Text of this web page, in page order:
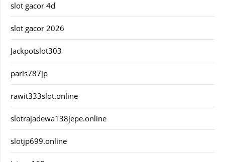
slot gacor 4d
slot gacor 2026
Jackpotslot303
paris787jp
rawit333slot.online
slotrajadewa138jepe.online
slotjp699.online